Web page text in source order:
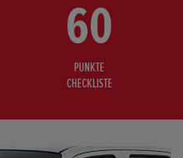
60
PUNKTE
CHECKLISTE